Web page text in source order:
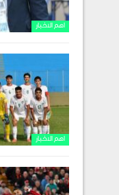
اهم الاخبار
اهم الاخبار